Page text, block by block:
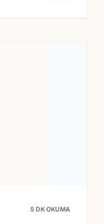
5 DK OKUMA